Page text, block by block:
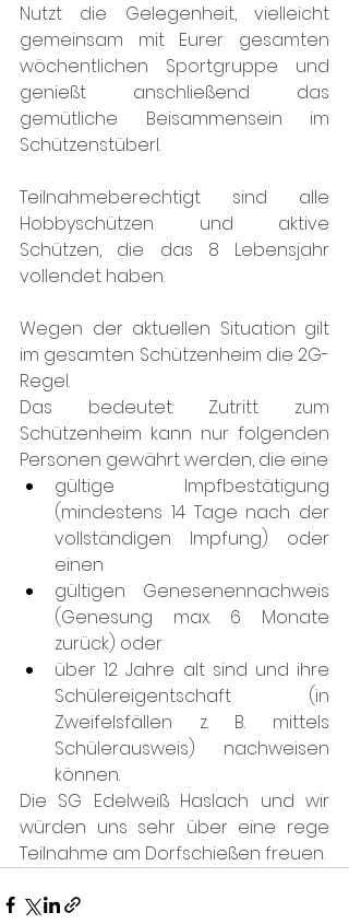
Nutzt die Gelegenheit, vielleicht
gemeinsam mit Eurer gesamten
wöchentlichen Sportgruppe und
genießt anschließend das
gemütliche Beisammensein im
Schützenstüberl.
Teilnahmeberechtigt sind alle
Hobbyschützen und aktive
Schützen, die das 8 Lebensjahr
vollendet haben.
Wegen der aktuellen Situation gilt
im gesamten Schützenheim die 2G-
Regel.
Das bedeutet: Zutritt zum
Schützenheim kann nur folgenden
Personen gewährt werden, die eine
gültige Impfbestätigung
(mindestens 14 Tage nach der
vollständigen Impfung) oder
einen
gültigen Genesenennachweis
(Genesung max. 6 Monate
zurück) oder
über 12 Jahre alt sind und ihre
Schülereigentschaft (in
Zweifelsfällen z. B. mittels
Schülerausweis) nachweisen
können.
Die SG Edelweiß Haslach und wir
würden uns sehr über eine rege
Teilnahme am Dorfschießen freuen.